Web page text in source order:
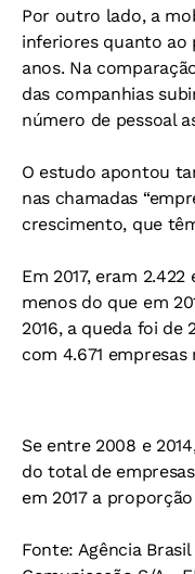
Por outro lado, a
inferiores quanto
anos. Na
das companhias
número de pessoal
O estudo apontou
nas chamadas
crescimento, que
Em 2017, eram 2.422
menos do que em
2016, a queda foi de
com 4.671
Se entre 2008 e
do total de
em 2017 a
Fonte: Agência